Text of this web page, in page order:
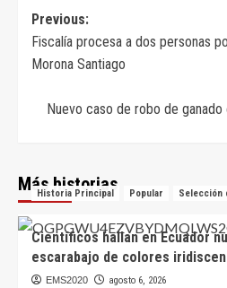
Navegación
de
entradas
Previous:
Fiscalía procesa a dos personas
Morona Santiago
Nuevo caso de robo de
Más historias
Historia Principal Popular Selección
Científicos hallan en Ecuador
escarabajo de colores
EMS2020
agosto 6, 2026